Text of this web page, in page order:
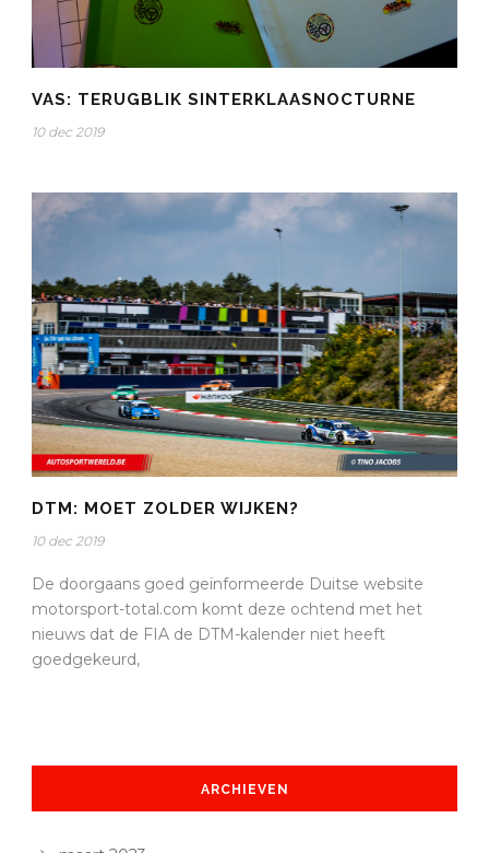
VAS: TERUGBLIK SINTERKLAASNOCTURNE
10 dec 2019
DTM: MOET ZOLDER WIJKEN?
10 dec 2019
De doorgaans goed geïnformeerde Duitse website
motorsport-total.com komt deze ochtend met het
nieuws dat de FIA de DTM-kalender niet heeft
goedgekeurd,
ARCHIEVEN